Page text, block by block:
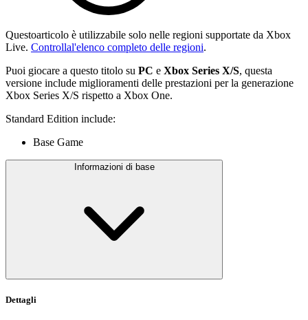
Questoarticolo è utilizzabile solo nelle regioni supportate da Xbox
Live. Controllal'elenco completo delle regioni.
Puoi giocare a questo titolo su PC e Xbox Series X/S, questa
versione include miglioramenti delle prestazioni per la generazione
Xbox Series X/S rispetto a Xbox One.
Standard Edition include:
Base Game
Informazioni di base
Dettagli